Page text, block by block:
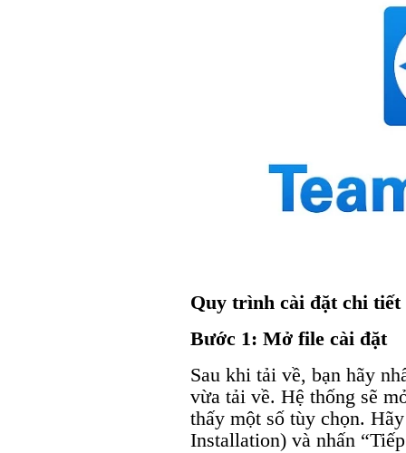
Quy trình cài đặt chi tiết
Bước 1: Mở file cài đặt
Sau khi tải về, bạn hãy
vừa tải về. Hệ thống sẽ
thấy một số tùy chọn.
Installation) và nhấn